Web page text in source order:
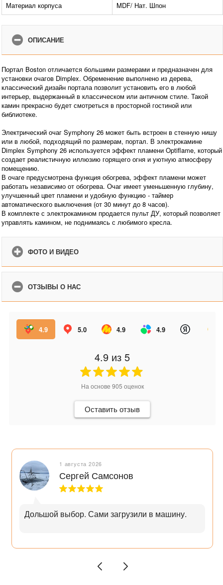
Материал корпуса
MDF/ Нат. Шпон
ОПИСАНИЕ
Портал Boston отличается большими размерами и предназначен для
установки очагов Dimplex. Обременение выполнено из дерева,
классический дизайн портала позволит установить его в любой
интерьер, выдержанный в классическом или античном стиле. Такой
камин прекрасно будет смотреться в просторной гостиной или
библиотеке.
Электрический очаг Symphony 26 может быть встроен в стенную нишу
или в любой, подходящий по размерам, портал. В электрокамине
Dimplex Symphony 26 используется эффект пламени Optiflame, который
создает реалистичную иллюзию горящего огня и уютную атмосферу
помещению.
В очаге предусмотрена функция обогрева, эффект пламени может
работать независимо от обогрева. Очаг имеет уменьшенную глубину,
улучшенный цвет пламени и удобную функцию - таймер
автоматического выключения (от 30 минут до 8 часов).
В комплекте с электрокамином продается пульт ДУ, который позволяет
управлять камином, не поднимаясь с любимого кресла.
ФОТО И ВИДЕО
ОТЗЫВЫ О НАС
4.9 5.0 4.9 4.9
4.9 из 5
На основе 905 оценок
Оставить отзыв
1 августа 2026
Сергей Самсонов
Дольшой выбор. Сами загрузили в машину.